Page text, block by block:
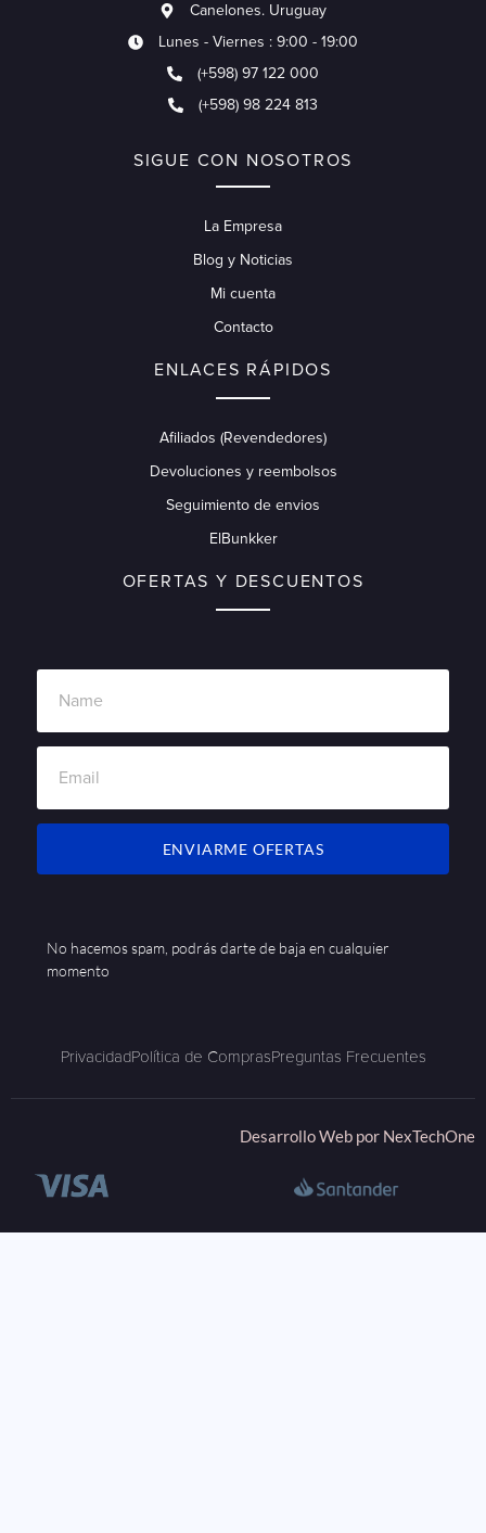
Canelones. Uruguay
Lunes - Viernes : 9:00 - 19:00
(+598) 97 122 000
(+598) 98 224 813
SIGUE CON NOSOTROS
La Empresa
Blog y Noticias
Mi cuenta
Contacto
ENLACES RÁPIDOS
Afiliados (Revendedores)
Devoluciones y reembolsos
Seguimiento de envios
ElBunkker
OFERTAS Y DESCUENTOS
ENVIARME OFERTAS
No hacemos spam, podrás darte de baja en cualquier
momento
PrivacidadPolítica de ComprasPreguntas Frecuentes
Desarrollo Web por NexTechOne